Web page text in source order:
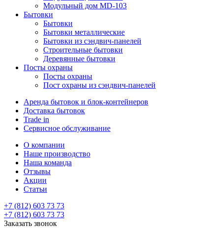
Модульный дом MD-103
Бытовки
Бытовки
Бытовки металлические
Бытовки из сэндвич-панелей
Строительные бытовки
Деревянные бытовки
Посты охраны
Посты охраны
Пост охраны из сэндвич-панелей
Аренда бытовок и блок-контейнеров
Доставка бытовок
Trade in
Сервисное обслуживание
О компании
Наше производство
Наша команда
Отзывы
Акции
Статьи
+7 (812) 603 73 73
+7 (812) 603 73 73
Заказать звонок